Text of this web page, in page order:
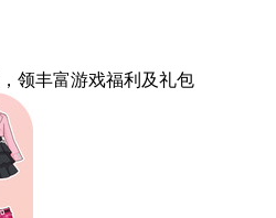
，领丰富游戏福利 及礼包